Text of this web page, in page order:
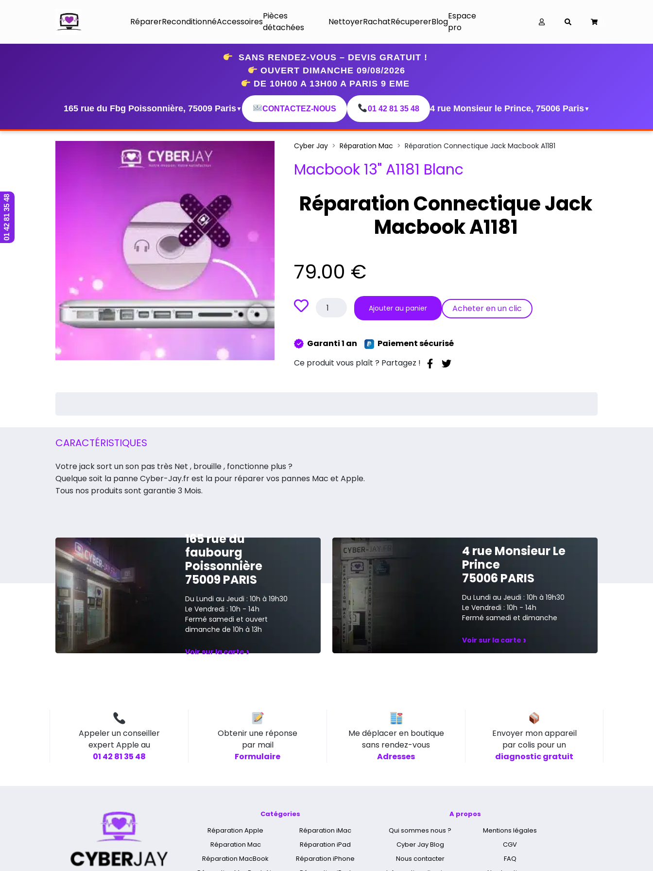
RéparerReconditionnéAccessoires
Pièces
détachées
NettoyerRachatRécupererBlog
Espace
pro
SANS RENDEZ-VOUS – DEVIS GRATUIT !
OUVERT DIMANCHE 09/08/2026
DE 10H00 A 13H00 A PARIS 9 EME
165 rue du Fbg Poissonnière, 75009 Paris▼ CONTACTEZ-NOUS 01 42 81 35 48 4 rue Monsieur le Prince, 75006 Paris▼
Cyber Jay Réparation Mac Réparation Connectique Jack Macbook A1181
Macbook 13" A1181 Blanc
Réparation Connectique Jack
Macbook A1181
79.00 €
quantité
Jack
A1181
Ajouter au panier Acheter en un clic
Garanti 1 an
Paiement sécurisé
Ce produit vous plaît ? Partagez !
CARACTÉRISTIQUES
Votre jack sort un son pas très Net , brouille , fonctionne plus ?
Quelque soit la panne Cyber-Jay.fr est la pour réparer vos pannes Mac et Apple.
Tous nos produits sont garantie 3 Mois.
165 rue du
faubourg
Poissonnière
75009 PARIS
Du Lundi au Jeudi : 10h à 19h30
Le Vendredi : 10h - 14h
Fermé samedi et ouvert
dimanche de 10h à 13h
Voir sur la carte›
4 rue Monsieur Le
Prince
75006 PARIS
Du Lundi au Jeudi : 10h à 19h30
Le Vendredi : 10h - 14h
Fermé samedi et dimanche
Voir sur la carte ›
Appeler un conseiller
expert Apple au
01 42 81 35 48
Obtenir une réponse
par mail
Formulaire
Me déplacer en boutique
sans rendez-vous
Adresses
Envoyer mon appareil
par colis pour un
diagnostic gratuit
Catégories
Réparation Apple
Réparation Mac
Réparation MacBook
Réparation iMac
Réparation iPad
Réparation iPhone
A propos
Qui sommes nous ?
Cyber Jay Blog
Nous contacter
Mentions légales
CGV
FAQ
01 42 81 35 48